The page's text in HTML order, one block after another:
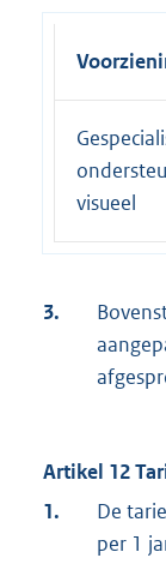
visueel
3.
Artikel 12
1.
De
per 1